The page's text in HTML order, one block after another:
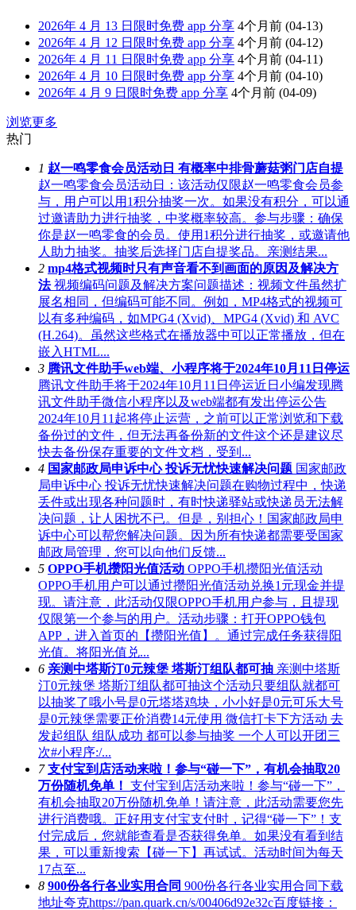
2026年 4 月 13 日限时免费 app 分享 4个月前 (04-13)
2026年 4 月 12 日限时免费 app 分享 4个月前 (04-12)
2026年 4 月 11 日限时免费 app 分享 4个月前 (04-11)
2026年 4 月 10 日限时免费 app 分享 4个月前 (04-10)
2026年 4 月 9 日限时免费 app 分享 4个月前 (04-09)
浏览更多
热门
1 赵一鸣零食会员活动日 有概率中排骨蘑菇粥门店自提
赵一鸣零食会员活动日：该活动仅限赵一鸣零食会员参
与，用户可以用1积分抽奖一次。如果没有积分，可以通
过邀请助力进行抽奖，中奖概率较高。参与步骤：确保
你是赵一鸣零食的会员。使用1积分进行抽奖，或邀请他
人助力抽奖。抽奖后选择门店自提奖品。亲测结果...
2 mp4格式视频时只有声音看不到画面的原因及解决方
法视频编码问题及解决方案问题描述：视频文件虽然扩
展名相同，但编码可能不同。例如，MP4格式的视频可
以有多种编码，如MPG4 (Xvid)、MPG4 (Xvid) 和 AVC
(H.264)。虽然这些格式在播放器中可以正常播放，但在
嵌入HTML...
3 腾讯文件助手web端、小程序将于2024年10月11日停运
腾讯文件助手将于2024年10月11日停运近日小编发现腾
讯文件助手微信小程序以及web端都有发出停运公告
2024年10月11起将停止运营，之前可以正常浏览和下载
备份过的文件，但无法再备份新的文件这个还是建议尽
快去备份保存重要的文件文档，受到...
4 国家邮政局申诉中心 投诉无忧快速解决问题 国家邮政
局申诉中心 投诉无忧快速解决问题在购物过程中，快递
丢件或出现各种问题时，有时快递驿站或快递员无法解
决问题，让人困扰不已。但是，别担心！国家邮政局申
诉中心可以帮您解决问题。因为所有快递都需要受国家
邮政局管理，您可以向他们反馈...
5 OPPO手机攒阳光值活动 OPPO手机攒阳光值活动
OPPO手机用户可以通过攒阳光值活动兑换1元现金并提
现。请注意，此活动仅限OPPO手机用户参与，且提现
仅限第一个参与的用户。活动步骤：打开OPPO钱包
APP，进入首页的【攒阳光值】。通过完成任务获得阳
光值。将阳光值兑...
6 亲测中塔斯汀0元辣堡 塔斯汀组队都可抽 亲测中塔斯
汀0元辣堡 塔斯汀组队都可抽这个活动只要组队就都可
以抽奖了哦小号是0元塔塔鸡块，小小好是0元可乐大号
是0元辣堡需要正价消费14元使用 微信打卡下方活动 去
发起组队 组队成功 都可以参与抽奖 一个人可以开团三
次#小程序:/...
7 支付宝到店活动来啦！参与“碰一下”，有机会抽取20
万份随机免单！ 支付宝到店活动来啦！参与“碰一下”，
有机会抽取20万份随机免单！请注意，此活动需要您先
进行消费哦。正好用支付宝支付时，记得“碰一下”！支
付完成后，您就能查看是否获得免单。如果没有看到结
果，可以重新搜索【碰一下】再试试。活动时间为每天
17点至...
8 900份各行各业实用合同 900份各行各业实用合同下载
地址夸克https://pan.quark.cn/s/00406d92e32c百度链接：